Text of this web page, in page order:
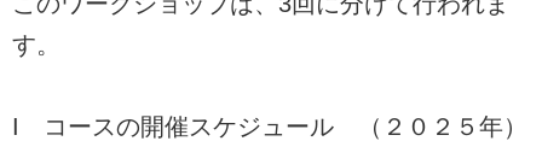
す。
I コースの開催スケジュール （２０２５年）